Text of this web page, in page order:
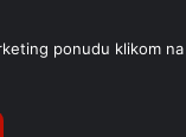
ponudu klikom